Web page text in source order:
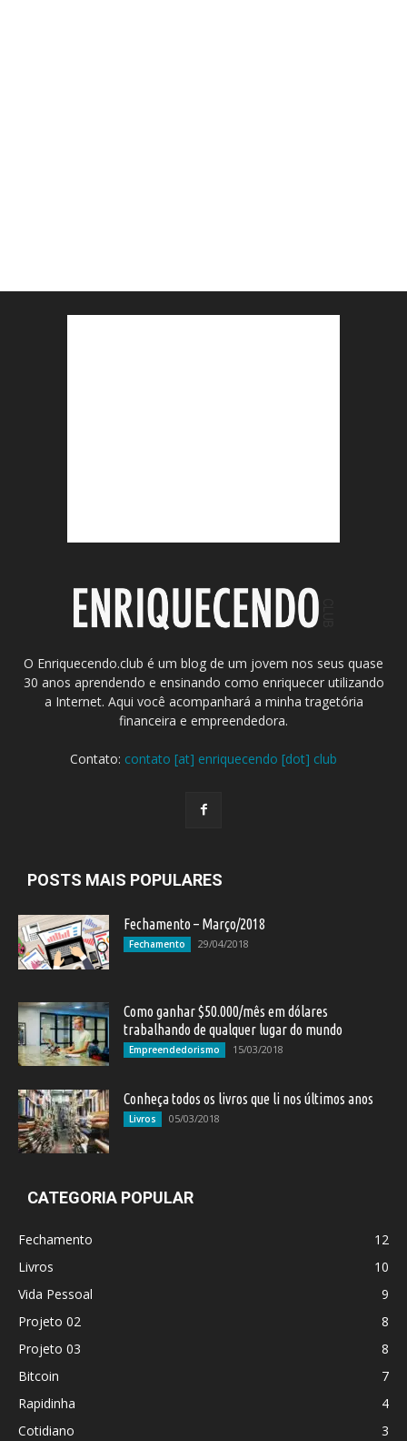
O Enriquecendo.club é um blog de um jovem nos seus quase
30 anos aprendendo e ensinando como enriquecer utilizando
a Internet. Aqui você acompanhará a minha tragetória
financeira e empreendedora.
Contato: contato [at] enriquecendo [dot] club
POSTS MAIS POPULARES
Fechamento – Março/2018
Fechamento 29/04/2018
Como ganhar $50.000/mês em dólares
trabalhando de qualquer lugar do mundo
Empreendedorismo 15/03/2018
Conheça todos os livros que li nos últimos anos
Livros 05/03/2018
CATEGORIA POPULAR
Fechamento
12
Livros
10
Vida Pessoal
9
Projeto 02
8
Projeto 03
8
Bitcoin
7
Rapidinha
4
Cotidiano
3